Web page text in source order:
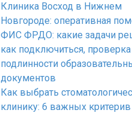
Клиника Восход в Нижнем
Новгороде: оперативная
ФИС ФРДО: какие задачи
как подключиться, проверка
подлинности
документов
Как выбрать
клинику: 6 важных критерив